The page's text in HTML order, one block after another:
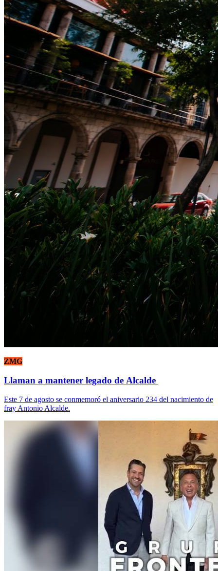
ZMG
Llaman a mantener legado de Alcalde
Este 7 de agosto se conmemoró el aniversario 234 del nacimiento de
fray Antonio Alcalde.